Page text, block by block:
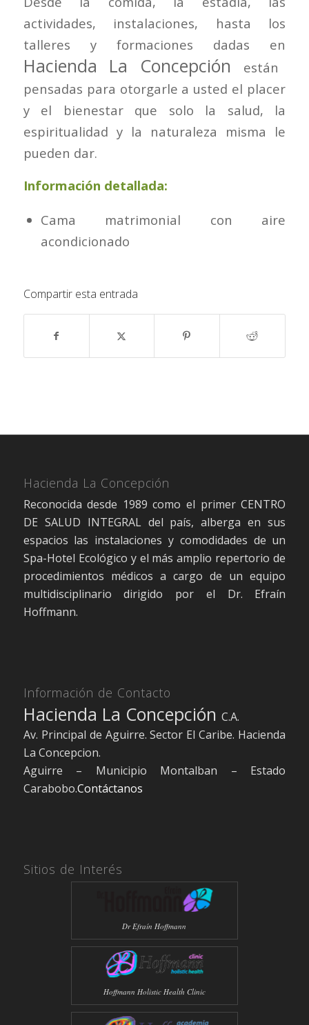
actividades, instalaciones, hasta los
talleres y formaciones dadas en
Hacienda La Concepción
están
pensadas para otorgarle a usted el placer
y el bienestar que solo la salud, la
espiritualidad y la naturaleza misma le
pueden dar.
Información detallada:
Cama matrimonial con aire
acondicionado
Compartir esta entrada
Hacienda La Concepción
Reconocida desde 1989 como el primer CENTRO
DE SALUD INTEGRAL del país, alberga en sus
espacios las instalaciones y comodidades de un
Spa-Hotel Ecológico y el más amplio repertorio de
procedimientos médicos a cargo de un equipo
multidisciplinario dirigido por el Dr. Efraín
Hoffmann.
Información de Contacto
Hacienda La Concepción C.A.
Av. Principal de Aguirre. Sector El Caribe. Hacienda
La Concepcion.
Aguirre – Municipio Montalban – Estado
Carabobo.Contáctanos
Sitios de Interés
Dr Efraín Hoffmann
Hoffmann Holistic Health Clinic